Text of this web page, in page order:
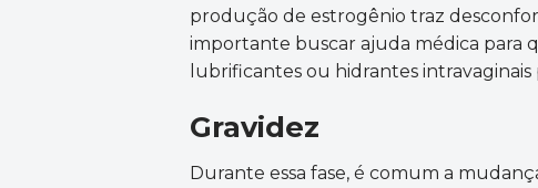
produção de estrogênio traz
importante buscar ajuda médica para
lubrificantes ou hidrantes
Gravidez
Durante essa fase, é comum a